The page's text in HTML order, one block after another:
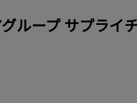
ループ サプライ